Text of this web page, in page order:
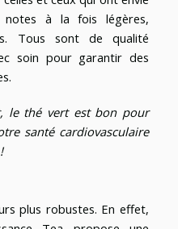
à la fois légères,
Tous sont de qualité
soin pour garantir des
le thé vert est bon pour
santé cardiovasculaire
plus robustes. En effet,